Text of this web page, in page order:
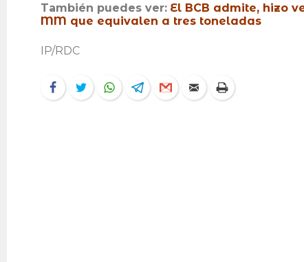
También puedes ver: El BCB admite, hizo
MM que equivalen a tres toneladas
IP/RDC